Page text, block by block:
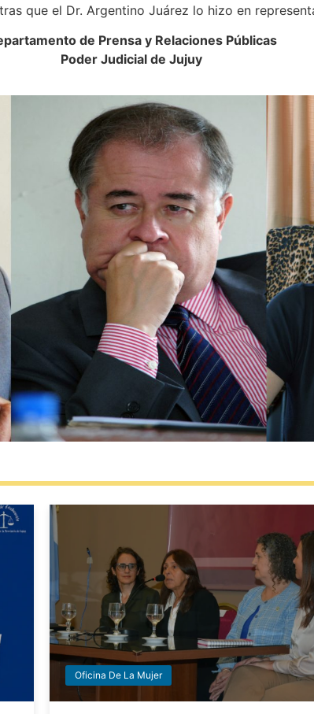
que el Dr. Argentino Juárez lo hizo en
de Prensa y Relaciones Públicas
Poder Judicial de Jujuy
Oficina De La Mujer